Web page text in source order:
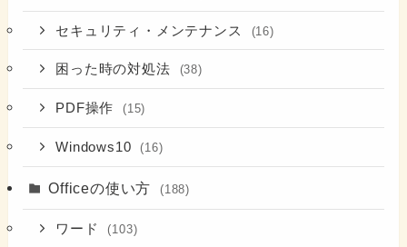
セキュリティ・メンテナンス (16)
困った時の対処法 (38)
PDF操作 (15)
Windows10 (16)
Officeの使い方 (188)
ワード (103)